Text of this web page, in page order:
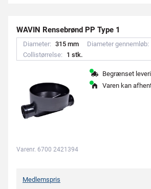
WAVIN Rensebrønd PP Type 1
Diameter: 31 5 mm Diameter gennemløb:
Collistørrelse:
1 stk.
Begrænset
Varen kan
Varenr. 6700 2421394
Medlemspris